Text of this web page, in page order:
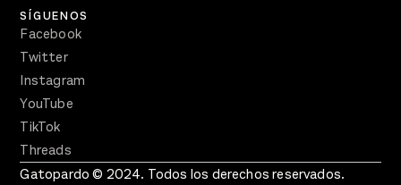
SÍGUENOS
Facebook
Twitter
Instagram
YouTube
TikTok
Threads
Gatopardo © 2024. Todos los derechos reservados.